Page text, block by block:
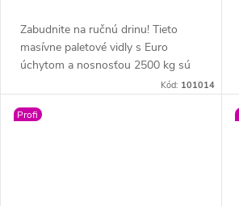
o
t
o
Zabudnite na ručnú drinu! Tieto
masívne paletové vidly s Euro
úchytom a nosnosťou 2500 kg sú
povinnou výbavou pre každý
rozstup lyžín podľa potreby a
Kód: 101014
Profi